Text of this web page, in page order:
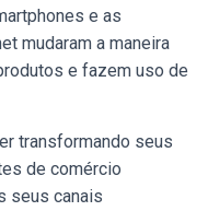
e as
mudaram a maneira
e fazem uso de
transformando seus
de comércio
seus canais